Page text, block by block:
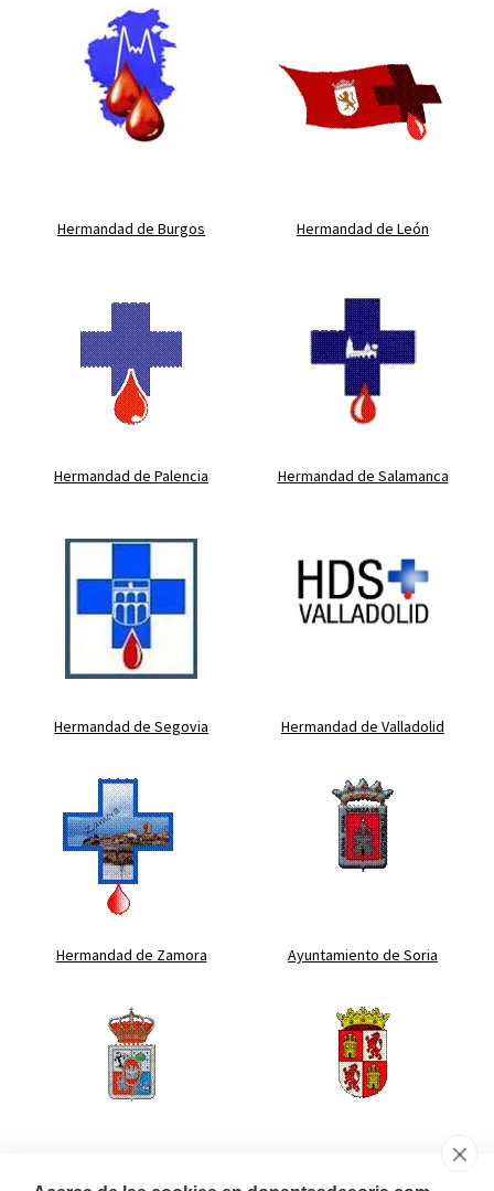
Hermandad de Burgos Hermandad de León
Hermandad de Palencia Hermandad de Salamanca
Hermandad de Segovia Hermandad de Valladolid
Hermandad de Zamora Ayuntamiento de Soria